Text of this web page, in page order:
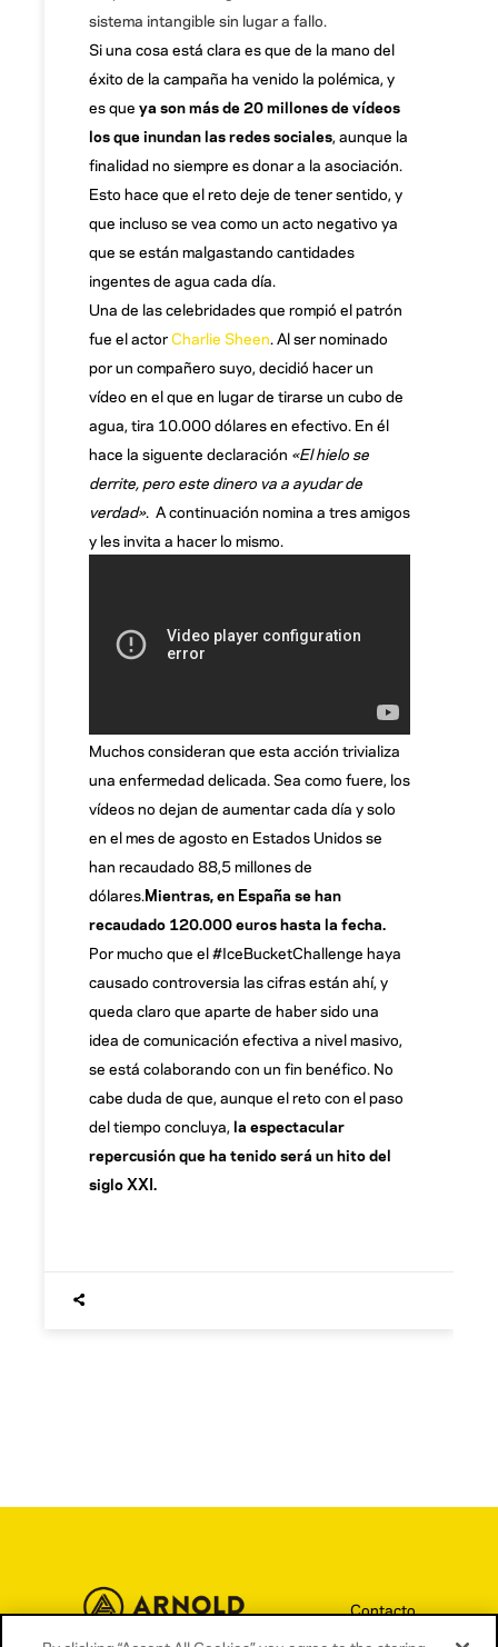
sistema intangible sin lugar a fallo.
Si una cosa está clara es que de la mano del
éxito de la campaña ha venido la polémica, y
es que ya son más de 20 millones de vídeos
los que inundan las redes sociales, aunque la
finalidad no siempre es donar a la asociación.
Esto hace que el reto deje de tener sentido, y
que incluso se vea como un acto negativo ya
que se están malgastando cantidades
ingentes de agua cada día.
Una de las celebridades que rompió el patrón
fue el actorCharlie Sheen. Al ser nominado
por un compañero suyo, decidió hacer un
vídeo en el que en lugar de tirarse un cubo de
agua, tira 10.000 dólares en efectivo. En él
hace la siguente declaración «El hielo se
derrite, pero este dinero va a ayudar de
verdad». A continuación nomina a tres amigos
y les invita a hacer lo mismo.
Muchos consideran que esta acción trivializa
una enfermedad delicada. Sea como fuere, los
vídeos no dejan de aumentar cada día y solo
en el mes de agosto en Estados Unidos se
han recaudado 88,5 millones de
dólares.Mientras, en España se han
recaudado 120.000 euros hasta la fecha.
Por mucho que el #IceBucketChallenge haya
causado controversia las cifras están ahí, y
queda claro que aparte de haber sido una
idea de comunicación efectiva a nivel masivo,
se está colaborando con un fin benéfico. No
cabe duda de que, aunque el reto con el paso
del tiempo concluya, la espectacular
repercusión que ha tenido será un hito del
siglo XXI.
Contacto